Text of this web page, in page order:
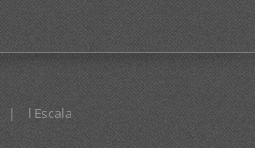
| l'Escala